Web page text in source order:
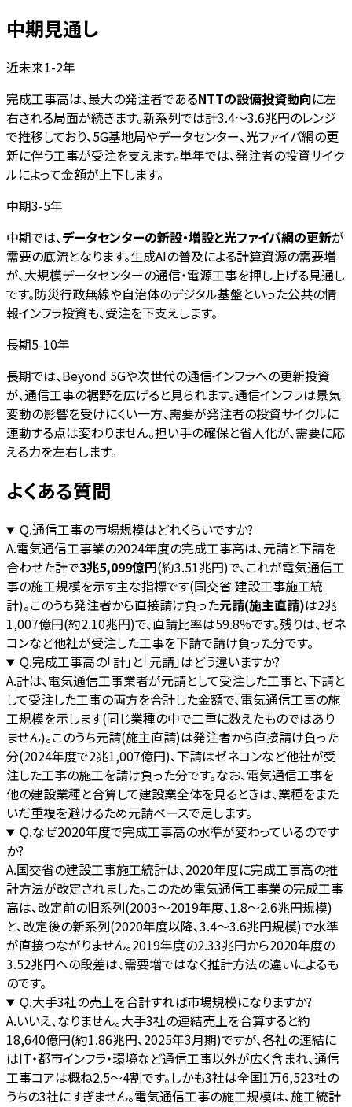
中期見通し
近未来1-2年
完成工事高は、最大の発注者であるNTTの設備投資動向に左
右される局面が続きます。新系列では計3.4〜3.6兆円のレンジ
で推移しており、5G基地局やデータセンター、光ファイバ網の更
新に伴う工事が受注を支えます。単年では、発注者の投資サイク
ルによって金額が上下します。
中期3-5年
中期では、データセンターの新設・増設と光ファイバ網の更新が
需要の底流となります。生成AIの普及による計算資源の需要増
が、大規模データセンターの通信・電源工事を押し上げる見通し
です。防災行政無線や自治体のデジタル基盤といった公共の情
報インフラ投資も、受注を下支えします。
長期5-10年
長期では、Beyond 5Gや次世代の通信インフラへの更新投資
が、通信工事の裾野を広げると見られます。通信インフラは景気
変動の影響を受けにくい一方、需要が発注者の投資サイクルに
連動する点は変わりません。担い手の確保と省人化が、需要に応
える力を左右します。
よくある質問
Q.通信工事の市場規模はどれくらいですか?
A.電気通信工事業の2024年度の完成工事高は、元請と下請を
合わせた計で3兆5,099億円(約3.51兆円)で、これが電気通信工
事の施工規模を示す主な指標です(国交省 建設工事施工統
計)。このうち発注者から直接請け負った元請(施主直請)は2兆
1,007億円(約2.10兆円)で、直請比率は59.8%です。残りは、ゼネ
コンなど他社が受注した工事を下請で請け負った分です。
Q.完成工事高の「計」と「元請」はどう違いますか?
A.計は、電気通信工事業者が元請として受注した工事と、下請と
して受注した工事の両方を合計した金額で、電気通信工事の施
工規模を示します(同じ業種の中で二重に数えたものではあり
ません)。このうち元請(施主直請)は発注者から直接請け負った
分(2024年度で2兆1,007億円)、下請はゼネコンなど他社が受
注した工事の施工を請け負った分です。なお、電気通信工事を
他の建設業種と合算して建設業全体を見るときは、業種をまた
いだ重複を避けるため元請ベースで足します。
Q.なぜ2020年度で完成工事高の水準が変わっているのです
か?
A.国交省の建設工事施工統計は、2020年度に完成工事高の推
計方法が改定されました。このため電気通信工事業の完成工事
高は、改定前の旧系列(2003〜2019年度、1.8〜2.6兆円規模)
と、改定後の新系列(2020年度以降、3.4〜3.6兆円規模)で水準
が直接つながりません。2019年度の2.33兆円から2020年度の
3.52兆円への段差は、需要増ではなく推計方法の違いによるも
のです。
Q.大手3社の売上を合計すれば市場規模になりますか?
A.いいえ、なりません。大手3社の連結売上を合算すると約
18,640億円(約1.86兆円、2025年3月期)ですが、各社の連結に
はIT・都市インフラ・環境など通信工事以外が広く含まれ、通信
工事コアは概ね2.5〜4割です。しかも3社は全国1万6,523社の
うちの3社にすぎません。電気通信工事の施工規模は、施工統計